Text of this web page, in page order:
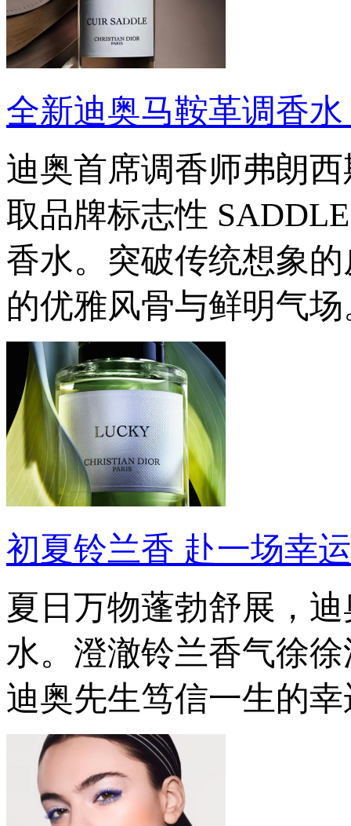
全新迪奥马鞍革调香
迪奥首席调香师弗朗
取品牌标志性
香水。突破传统想象
的优雅风骨与鲜明气场
初夏铃兰香 赴一场幸
夏日万物蓬勃舒展，
水。澄澈铃兰香气徐
迪奥先生笃信一生的